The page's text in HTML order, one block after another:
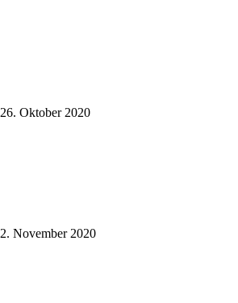
26. Oktober 2020
2. November 2020